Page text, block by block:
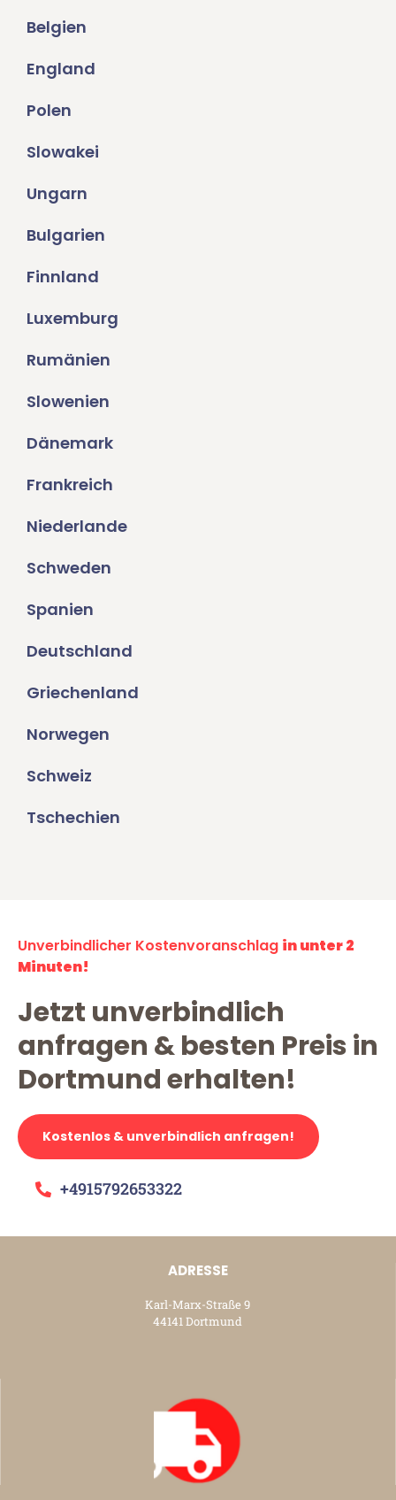
Belgien
England
Polen
Slowakei
Ungarn
Bulgarien
Finnland
Luxemburg
Rumänien
Slowenien
Dänemark
Frankreich
Niederlande
Schweden
Spanien
Deutschland
Griechenland
Norwegen
Schweiz
Tschechien
Unverbindlicher Kostenvoranschlag in unter 2
Minuten!
Jetzt unverbindlich
anfragen & besten Preis in
Dortmund erhalten!
Kostenlos & unverbindlich anfragen!
+4915792653322
ADRESSE
Karl-Marx-Straße 9
44141 Dortmund